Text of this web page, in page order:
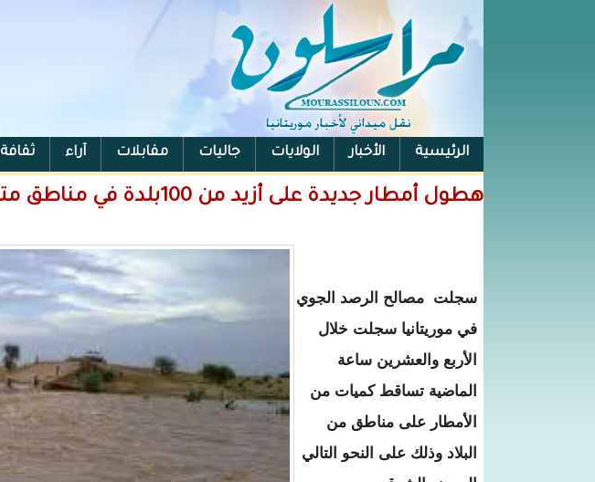
الرئيسية الأخبار الولايات جاليات مقابلات آراء ثقافة
الفيس بوك
هطول أمطار جديدة على أزيد من 100بلدة في مناطق متفرقة من موريتانيا
سجلت مصالح الرصد الجوي
في موريتانيا سجلت خلال
الأربع والعشرين ساعة
الماضية تساقط كميات من
الأمطار على مناطق من
البلاد وذلك على النحو التالي